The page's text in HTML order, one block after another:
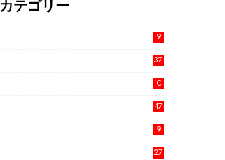
カテゴリー
9
37
10
47
9
27